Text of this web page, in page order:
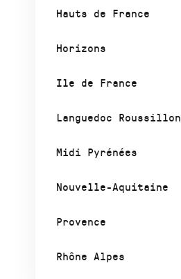
Hauts de France
Horizons
Ile de France
Languedoc Roussillon
Midi Pyrénées
Nouvelle-Aquitaine
Provence
Rhône Alpes